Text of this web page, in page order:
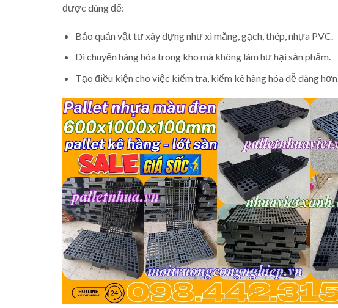
được dùng để:
Bảo quản vật tư xây dựng như xi măng, gạch, thép, nhựa PVC.
Di chuyển hàng hóa trong kho mà không làm hư hại sản phẩm.
Tạo điều kiện cho việc kiểm tra, kiểm kê hàng hóa dễ dàng hơn.